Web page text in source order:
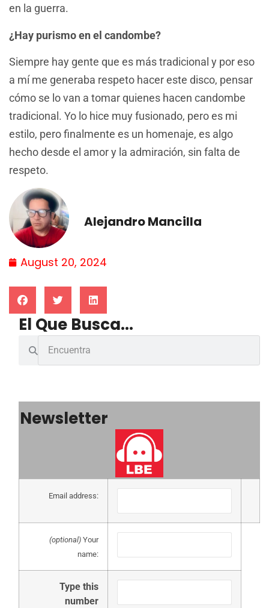
en la guerra.
¿Hay purismo en el candombe?
Siempre hay gente que es más tradicional y por eso
a mí me generaba respeto hacer este disco, pensar
cómo se lo van a tomar quienes hacen candombe
tradicional. Yo lo hice muy fusionado, pero es mi
estilo, pero finalmente es un homenaje, es algo
hecho desde el amor y la admiración, sin falta de
respeto.
Alejandro Mancilla
August 20, 2024
El Que Busca...
Newsletter
Email address:
(optional) Your
name:
Type this
number